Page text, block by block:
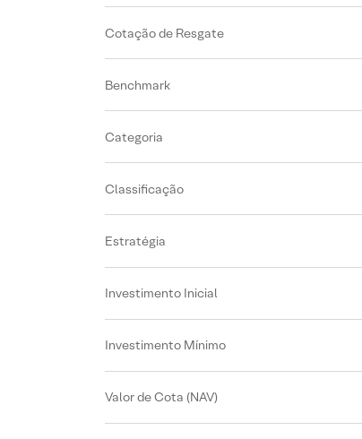
Cotação de Resgate
Benchmark
Categoria
Classificação
Estratégia
Investimento Inicial
Investimento Mínimo
Valor de Cota (NAV)